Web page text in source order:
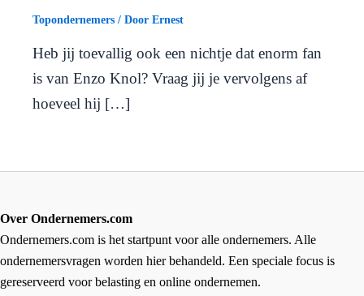
Topondernemers / Door Ernest
Heb jij toevallig ook een nichtje dat enorm fan
is van Enzo Knol? Vraag jij je vervolgens af
hoeveel hij […]
Over Ondernemers.com
Ondernemers.com is het startpunt voor alle ondernemers. Alle
ondernemersvragen worden hier behandeld. Een speciale focus is
gereserveerd voor belasting en online ondernemen.